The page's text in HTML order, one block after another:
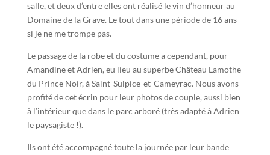
salle, et deux d’entre elles ont réalisé le vin d’honneur au
Domaine de la Grave. Le tout dans une période de 16 ans
si je ne me trompe pas.
Le passage de la robe et du costume a cependant, pour
Amandine et Adrien, eu lieu au superbe Château Lamothe
du Prince Noir, à Saint-Sulpice-et-Cameyrac. Nous avons
profité de cet écrin pour leur photos de couple, aussi bien
à l’intérieur que dans le parc arboré (très adapté à Adrien
le paysagiste !).
Ils ont été accompagné toute la journée par leur bande